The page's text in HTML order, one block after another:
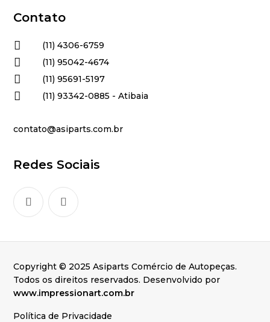
Contato
 (11) 4306-6759
 (11) 95042-4674
 (11) 95691-5197
 (11) 93342-0885 - Atibaia
contato@asiparts.com.br
Redes Sociais
Copyright © 2025 Asiparts Comércio de Autopeças.
Todos os direitos reservados. Desenvolvido por
www.impressionart.com.br
Política de Privacidade